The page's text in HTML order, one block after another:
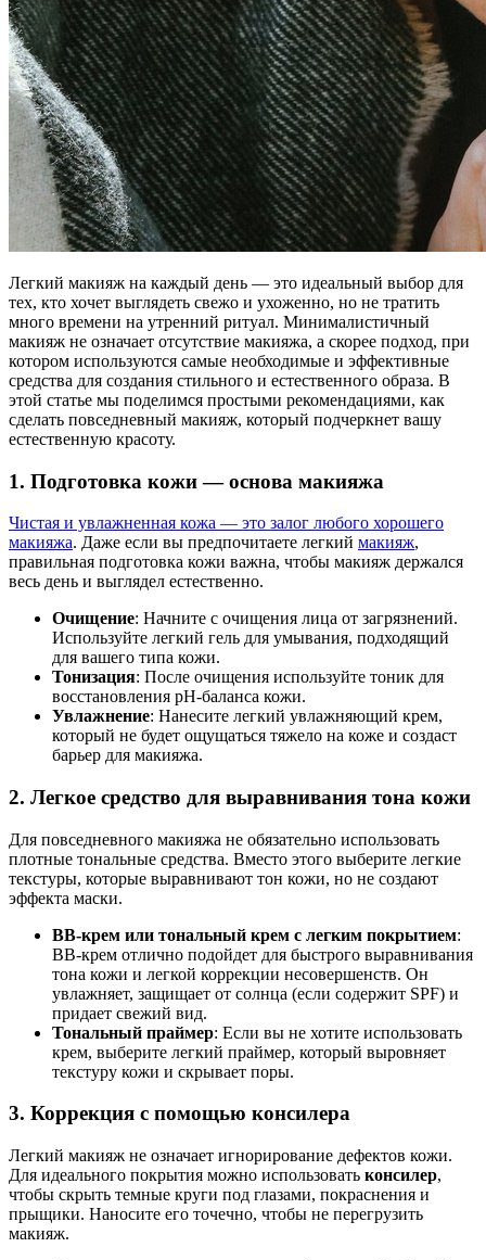
Легкий макияж на каждый день — это идеальный выбор для
тех, кто хочет выглядеть свежо и ухоженно, но не тратить
много времени на утренний ритуал. Минималистичный
макияж не означает отсутствие макияжа, а скорее подход, при
котором используются самые необходимые и эффективные
средства для создания стильного и естественного образа. В
этой статье мы поделимся простыми рекомендациями, как
сделать повседневный макияж, который подчеркнет вашу
естественную красоту.
1. Подготовка кожи — основа макияжа
Чистая и увлажненная кожа — это залог любого хорошего
макияжа. Даже если вы предпочитаете легкий макияж,
правильная подготовка кожи важна, чтобы макияж держался
весь день и выглядел естественно.
Очищение: Начните с очищения лица от загрязнений.
Используйте легкий гель для умывания, подходящий
для вашего типа кожи.
Тонизация: После очищения используйте тоник для
восстановления pH-баланса кожи.
Увлажнение: Нанесите легкий увлажняющий крем,
который не будет ощущаться тяжело на коже и создаст
барьер для макияжа.
2. Легкое средство для выравнивания тона кожи
Для повседневного макияжа не обязательно использовать
плотные тональные средства. Вместо этого выберите легкие
текстуры, которые выравнивают тон кожи, но не создают
эффекта маски.
BB-крем или тональный крем с легким покрытием:
BB-крем отлично подойдет для быстрого выравнивания
тона кожи и легкой коррекции несовершенств. Он
увлажняет, защищает от солнца (если содержит SPF) и
придает свежий вид.
Тональный праймер: Если вы не хотите использовать
крем, выберите легкий праймер, который выровняет
текстуру кожи и скрывает поры.
3. Коррекция с помощью консилера
Легкий макияж не означает игнорирование дефектов кожи.
Для идеального покрытия можно использовать консилер,
чтобы скрыть темные круги под глазами, покраснения и
прыщики. Наносите его точечно, чтобы не перегрузить
макияж.